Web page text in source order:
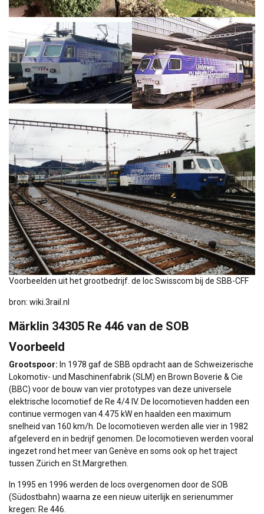
Voorbeelden uit het grootbedrijf. de loc Swisscom bij de SBB-CFF
bron: wiki.3rail.nl
Märklin 34305 Re 446 van de SOB
Voorbeeld
Grootspoor: In 1978 gaf de SBB opdracht aan de Schweizerische
Lokomotiv- und Maschinenfabrik (SLM) en Brown Boverie & Cie
(BBC) voor de bouw van vier prototypes van deze universele
elektrische locomotief de Re 4/4 IV. De locomotieven hadden een
continue vermogen van 4.475 kW en haalden een maximum
snelheid van 160 km/h. De locomotieven werden alle vier in 1982
afgeleverd en in bedrijf genomen. De locomotieven werden vooral
ingezet rond het meer van Genève en soms ook op het traject
tussen Zürich en St.Margrethen.
In 1995 en 1996 werden de locs overgenomen door de SOB
(Südostbahn) waarna ze een nieuw uiterlijk en serienummer
kregen: Re 446.